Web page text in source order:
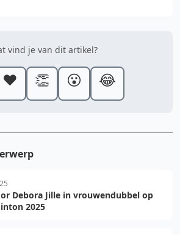
vind je van dit artikel?
❤️ 👏 😮 😂
Debora Jille in vrouwendubbel op
2025